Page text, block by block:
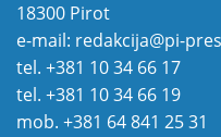
18300 Pirot
e-mail: redakcija@pi-
tel. +381 10 34 66 17
tel. +381 10 34 66 19
mob. +381 64 841 25 31